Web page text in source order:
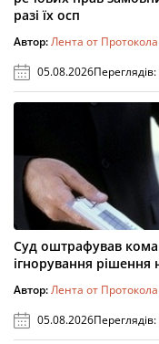
разі їх осп
Автор:Лента от Протокола
05.08.2026Переглядів:
Суд оштрафував
ігнорування рішення
Автор:Лента от Протокола
05.08.2026Переглядів: